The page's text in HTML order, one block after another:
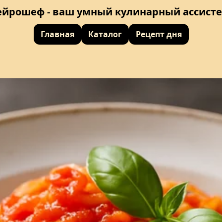
- ваш умный кулинарный
Главная Каталог Рецепт дня